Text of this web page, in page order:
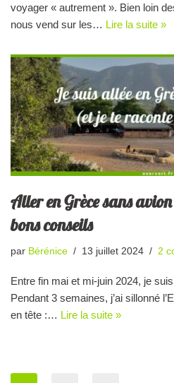
voyager « autrement ». Bien loin
nous vend sur les… Lire la suite »
Aller en Grèce sans
bons conseils
par Bérénice 13 juillet 2024 2
Entre fin mai et mi-juin 2024, je
Pendant 3 semaines, j’ai sillonné
en tête :… Lire la suite »